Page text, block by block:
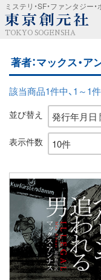
ミステリ・SF・ファンタジー
TOKYO SOGENSHA
著者：マックス・ア
該当商品1件中、1～1
並び替え
表示件数